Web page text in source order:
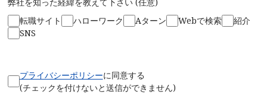
転職サイト
ハローワーク Aターン Webで検索
紹介
SNS
プライバシーポリシーに同意する
(チェックを付けないと送信ができません)